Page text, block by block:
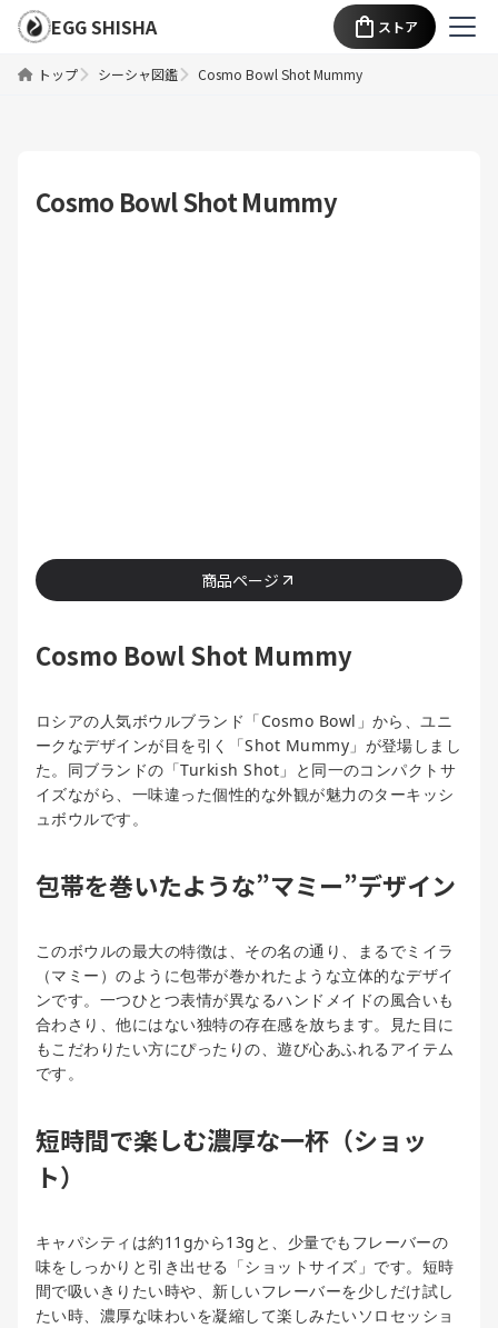
EGG SHISHA ストア
トップ シーシャ図鑑 Cosmo Bowl Shot Mummy
Cosmo Bowl Shot Mummy
商品ページ
Cosmo Bowl Shot Mummy
ロシアの人気ボウルブランド「Cosmo Bowl」から、ユニ
ークなデザインが目を引く「Shot Mummy」が登場しまし
た。同ブランドの「Turkish Shot」と同一のコンパクトサ
イズながら、一味違った個性的な外観が魅力のターキッシ
ュボウルです。
包帯を巻いたような”マミー”デザイン
このボウルの最大の特徴は、その名の通り、まるでミイラ
（マミー）のように包帯が巻かれたような立体的なデザイ
ンです。一つひとつ表情が異なるハンドメイドの風合いも
合わさり、他にはない独特の存在感を放ちます。見た目に
もこだわりたい方にぴったりの、遊び心あふれるアイテム
です。
短時間で楽しむ濃厚な一杯（ショッ
ト）
キャパシティは約11gから13gと、少量でもフレーバーの
味をしっかりと引き出せる「ショットサイズ」です。短時
間で吸いきりたい時や、新しいフレーバーを少しだけ試し
たい時、濃厚な味わいを凝縮して楽しみたいソロセッショ